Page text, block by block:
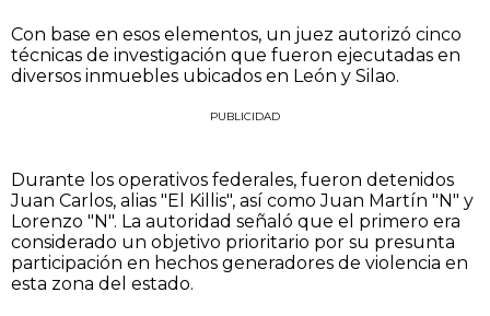
Con base en esos elementos, un juez autorizó cinco
técnicas de investigación que fueron ejecutadas en
diversos inmuebles ubicados en León y Silao.
PUBLICIDAD
Durante los operativos federales, fueron detenidos
Juan Carlos, alias "El Killis", así como Juan Martín "N" y
Lorenzo "N". La autoridad señaló que el primero era
considerado un objetivo prioritario por su presunta
participación en hechos generadores de violencia en
esta zona del estado.